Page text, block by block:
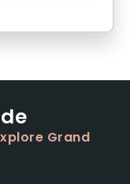
Grand